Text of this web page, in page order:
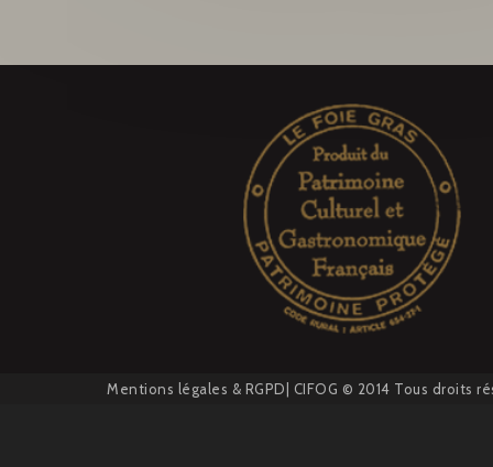
Mentions légales & RGPD | CIFOG © 2014 Tous droits